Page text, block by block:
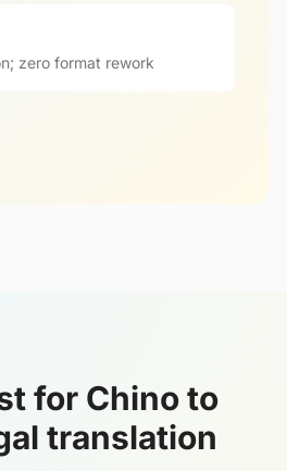
zero format rework
for Chino to
translation